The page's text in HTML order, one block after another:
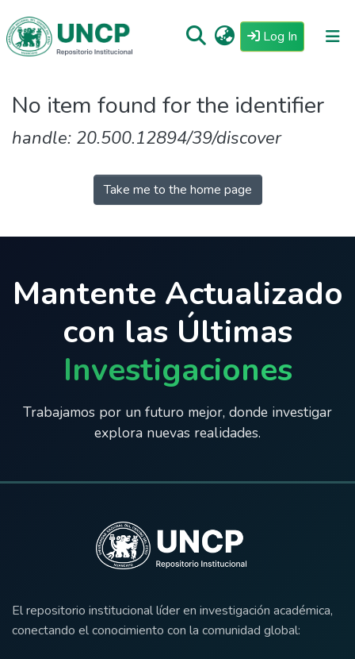
Log In (current)
Repositorio
Estadisticas
No item found for the identifier
handle: 20.500.12894/39/discover
Take me to the home page
Mantente Actualizado
con las Últimas
Investigaciones
Trabajamos por un futuro mejor, donde investigar
explora nuevas realidades.
El repositorio institucional líder en investigación académica,
conectando el conocimiento con la comunidad global: